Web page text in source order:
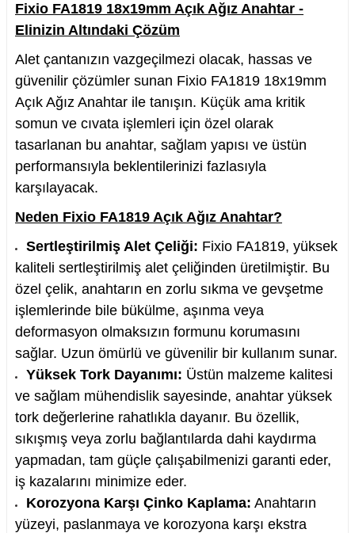
Ucu
Fixio FA1819 18x19mm Açık Ağız Anahtar -
Elinizin Altındaki Çözüm
Alet çantanızın vazgeçilmezi olacak, hassas ve
güvenilir çözümler sunan Fixio FA1819 18x19mm
Açık Ağız Anahtar ile tanışın. Küçük ama kritik
somun ve cıvata işlemleri için özel olarak
tasarlanan bu anahtar, sağlam yapısı ve üstün
performansıyla beklentilerinizi fazlasıyla
karşılayacak.
Neden Fixio FA1819 Açık Ağız Anahtar?
Sertleştirilmiş Alet Çeliği: Fixio FA1819, yüksek
kaliteli sertleştirilmiş alet çeliğinden üretilmiştir. Bu
özel çelik, anahtarın en zorlu sıkma ve gevşetme
işlemlerinde bile bükülme, aşınma veya
deformasyon olmaksızın formunu korumasını
sağlar. Uzun ömürlü ve güvenilir bir kullanım sunar.
Yüksek Tork Dayanımı: Üstün malzeme kalitesi
ve sağlam mühendislik sayesinde, anahtar yüksek
tork değerlerine rahatlıkla dayanır. Bu özellik,
sıkışmış veya zorlu bağlantılarda dahi kaydırma
yapmadan, tam güçle çalışabilmenizi garanti eder,
iş kazalarını minimize eder.
Korozyona Karşı Çinko Kaplama: Anahtarın
yüzeyi, paslanmaya ve korozyona karşı ekstra